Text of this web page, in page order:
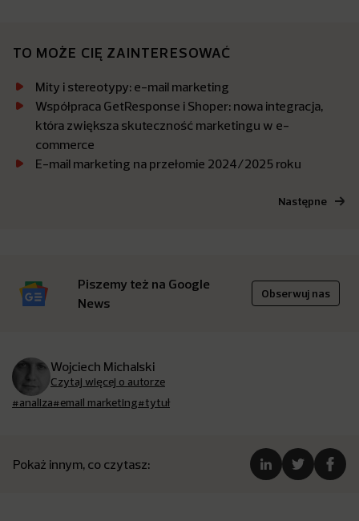
TO MOŻE CIĘ ZAINTERESOWAĆ
Mity i stereotypy: e-mail marketing
Współpraca GetResponse i Shoper: nowa integracja,
która zwiększa skuteczność marketingu w e-
commerce
E-mail marketing na przełomie 2024/2025 roku
Następne
Piszemy też na Google
News
Obserwuj nas
Wojciech Michalski
Czytaj więcej o autorze
#analiza#email marketing#tytuł
Pokaż innym, co czytasz: